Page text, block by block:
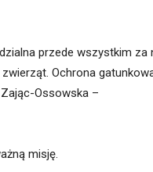
przede wszystkim za
zwierząt. Ochrona
Zając-Ossowska –
misję.